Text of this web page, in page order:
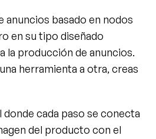
anuncios basado en nodos
en su tipo diseñado
la producción de anuncios.
herramienta a otra, creas
cada paso se conecta
del producto con el